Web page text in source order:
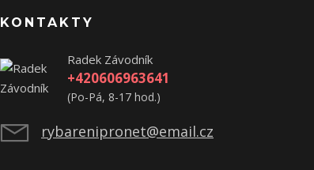
KONTAKTY
Radek Závodník
+420606963641
(Po-Pá, 8-17 hod.)
rybarenipronet@email.cz